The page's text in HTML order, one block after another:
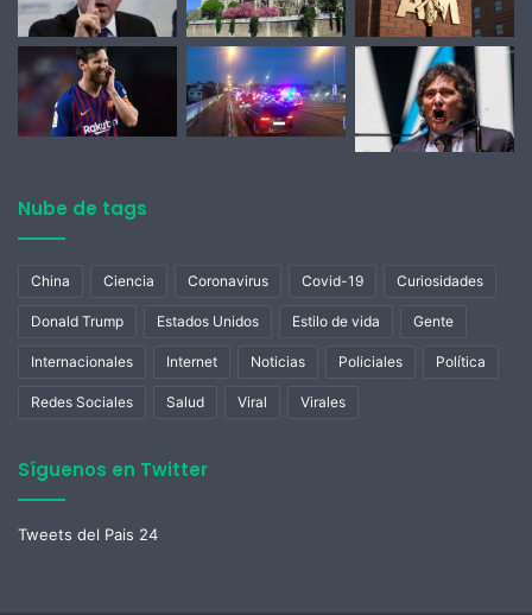
Nube de tags
China Ciencia Coronavirus Covid-19 Curiosidades
Donald Trump Estados Unidos Estilo de vida Gente
Internacionales Internet Noticias Policiales Política
Redes Sociales Salud Viral Virales
Síguenos en Twitter
Tweets del Pais 24